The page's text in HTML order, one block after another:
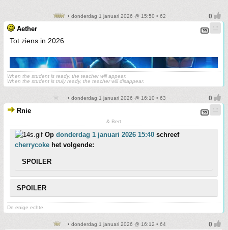
• donderdag 1 januari 2026 @ 15:50 • 62
Aether
Tot ziens in 2026
When the student is ready, the teacher will appear.
When the student is truly ready, the teacher will disappear.
• donderdag 1 januari 2026 @ 16:10 • 63
Rnie
& Bert
Op donderdag 1 januari 2026 15:40 schreef
cherrycoke het volgende:
SPOILER
SPOILER
De enige echte.
• donderdag 1 januari 2026 @ 16:12 • 64